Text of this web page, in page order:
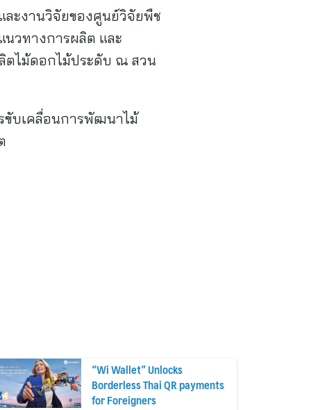
ะงานวิจัยของศูนย์วิจัยพืช
วทางการผลิต และ
ตไม้ดอกไม้ประดับ ณ สวน
ขับเคลื่อนการพัฒนาไม้
“Wi Wallet” Unlocks
Borderless Thai QR payments
for Foreigners